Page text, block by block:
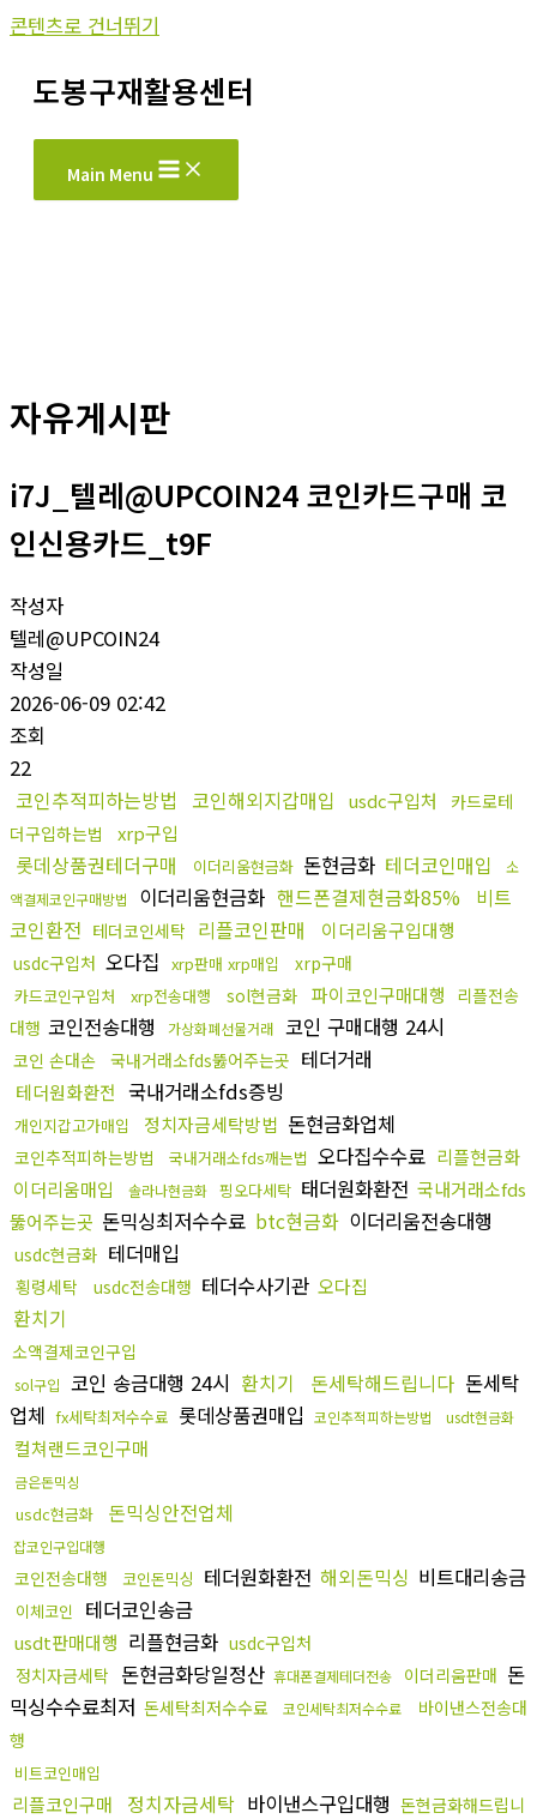
콘텐츠로 건너뛰기
도봉구재활용센터
Main Menu
자유게시판
i7J_텔레@UPCOIN24 코인카드구매 코
인신용카드_t9F
작성자
텔레@UPCOIN24
작성일
2026-06-09 02:42
조회
22
코인추적피하는방법 코인해외지갑매입 usdc구입처
카드로테
더구입하는법
xrp구입
롯데상품권테더구매 이더리움현금화 돈현금화 테더코인매입
소
액결제코인구매방법
이더리움현금화 핸드폰결제현금화85% 비트
코인환전 테더코인세탁 리플코인판매 이더리움구입대행
usdc구입처 오다집 xrp판매 xrp매입 xrp구매
카드코인구입처 xrp전송대행 sol현금화 파이코인구매대행 리플전송
대행 코인전송대행 가상화폐선물거래 코인 구매대행 24시
코인 손대손 국내거래소fds뚫어주는곳 테더거래
테더원화환전 국내거래소fds증빙
개인지갑고가매입 정치자금세탁방법 돈현금화업체
코인추적피하는방법 국내거래소fds깨는법 오다집수수료 리플현금화
이더리움매입
솔라나현금화 핑오다세탁 태더원화환전 국내거래소fds
뚫어주는곳 돈믹싱최저수수료 btc현금화 이더리움전송대행
usdc현금화 테더매입
횡령세탁 usdc전송대행 테더수사기관 오다집
환치기
소액결제코인구입
sol구입 코인 송금대행 24시 환치기 돈세탁해드립니다 돈세탁
업체 fx세탁최저수수료 롯데상품권매입 코인추적피하는방법 usdt현금화
컬쳐랜드코인구매
금은돈믹싱
usdc현금화 돈믹싱안전업체
잡코인구입대행
코인전송대행 코인돈믹싱 테더원화환전 해외돈믹싱 비트대리송금
이체코인 테더코인송금
usdt판매대행 리플현금화 usdc구입처
정치자금세탁 돈현금화당일정산 휴대폰결제테더전송 이더리움판매 돈
믹싱수수료최저 돈세탁최저수수료 코인세탁최저수수료
바이낸스전송대
행
비트코인매입
리플코인구매 정치자금세탁 바이낸스구입대행 돈현금화해드립니